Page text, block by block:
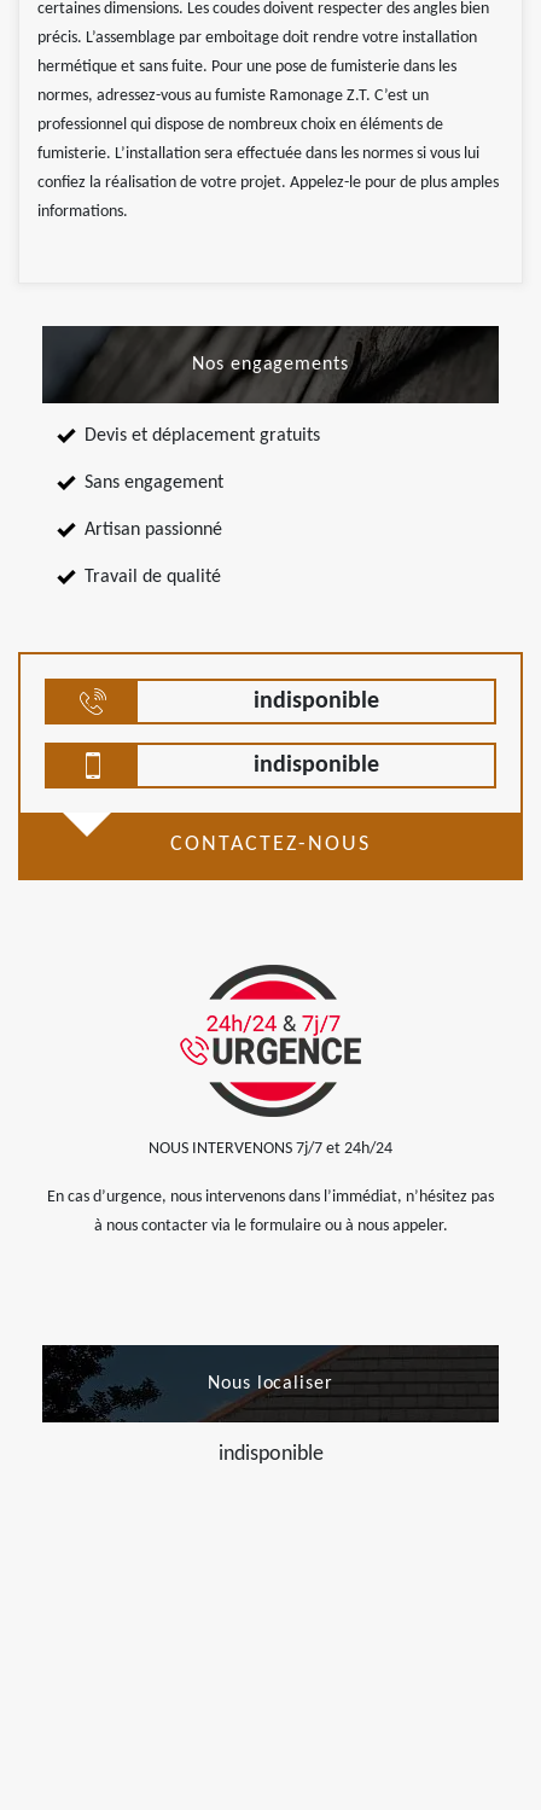
certaines dimensions. Les coudes doivent respecter des angles bien
précis. L’assemblage par emboitage doit rendre votre installation
hermétique et sans fuite. Pour une pose de fumisterie dans les
normes, adressez-vous au fumiste Ramonage Z.T. C’est un
professionnel qui dispose de nombreux choix en éléments de
fumisterie. L’installation sera effectuée dans les normes si vous lui
confiez la réalisation de votre projet. Appelez-le pour de plus amples
informations.
Nos engagements
Devis et déplacement gratuits
Sans engagement
Artisan passionné
Travail de qualité
indisponible
indisponible
CONTACTEZ-NOUS
NOUS INTERVENONS 7j/7 et 24h/24
En cas d’urgence, nous intervenons dans l’immédiat, n’hésitez pas
à nous contacter via le formulaire ou à nous appeler.
Nous localiser
indisponible